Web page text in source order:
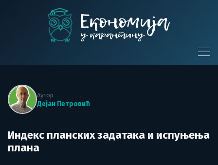
Аутор
Дејан Петровић
Индекс планских задатака и испуњења
плана